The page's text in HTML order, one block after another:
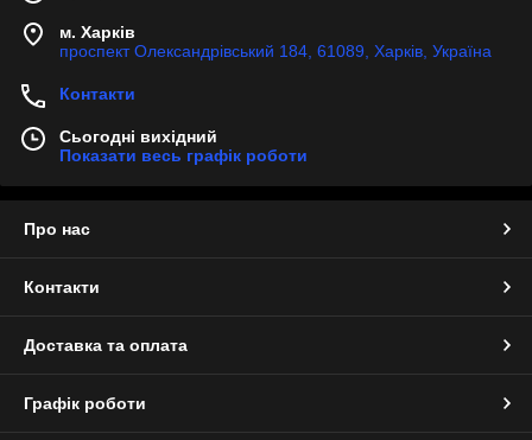
м. Харків
проспект Олександрівський 184, 61089, Харків, Україна
Контакти
Сьогодні вихідний
Показати весь графік роботи
Про нас
Контакти
Доставка та оплата
Графік роботи